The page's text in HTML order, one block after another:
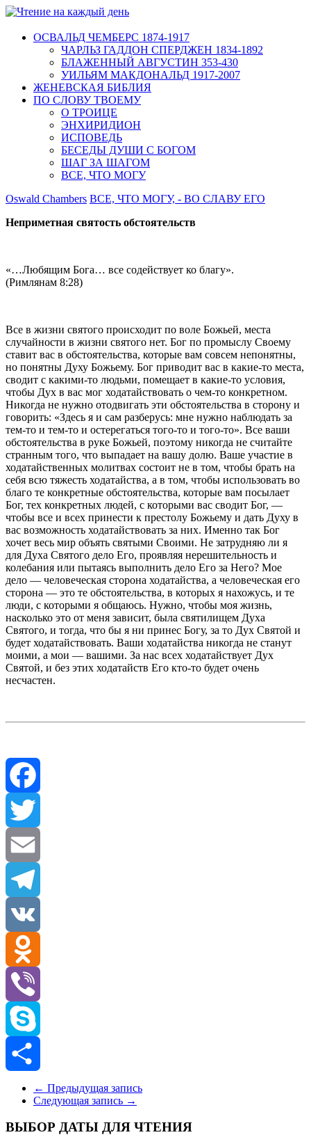
ОСВАЛЬД ЧЕМБЕРС 1874-1917
ЧАРЛЬЗ ГАДДОН СПЕРДЖЕН 1834-1892
БЛАЖЕННЫЙ АВГУСТИН 353-430
УИЛЬЯМ МАКДОНАЛЬД 1917-2007
ЖЕНЕВСКАЯ БИБЛИЯ
ПО СЛОВУ ТВОЕМУ
О ТРОИЦЕ
ЭНХИРИДИОН
ИСПОВЕДЬ
БЕСЕДЫ ДУШИ С БОГОМ
ШАГ ЗА ШАГОМ
ВСЕ, ЧТО МОГУ
Oswald Chambers ВСЕ, ЧТО МОГУ, - ВО СЛАВУ ЕГО
Неприметная святость обстоятельств
«…Любящим Бога… все содействует ко благу».
(Римлянам 8:28)
Все в жизни святого происходит по воле Божьей, места
случайности в жизни святого нет. Бог по промыслу Своему
ставит вас в обстоятельства, которые вам совсем непонятны,
но понятны Духу Божьему. Бог приводит вас в какие-то места,
сводит с какими-то людьми, помещает в какие-то условия,
чтобы Дух в вас мог ходатайствовать о чем-то конкретном.
Никогда не нужно отодвигать эти обстоятельства в сторону и
говорить: «Здесь я и сам разберусь: мне нужно наблюдать за
тем-то и тем-то и остерегаться того-то и того-то». Все ваши
обстоятельства в руке Божьей, поэтому никогда не считайте
странным того, что выпадает на вашу долю. Ваше участие в
ходатайственных молитвах состоит не в том, чтобы брать на
себя всю тяжесть ходатайства, а в том, чтобы использовать во
благо те конкретные обстоятельства, которые вам посылает
Бог, тех конкретных людей, с которыми вас сводит Бог, —
чтобы все и всех принести к престолу Божьему и дать Духу в
вас возможность ходатайствовать за них. Именно так Бог
хочет весь мир объять святыми Своими. Не затрудняю ли я
для Духа Святого дело Его, проявляя нерешительность и
колебания или пытаясь выполнить дело Его за Него? Мое
дело — человеческая сторона ходатайства, а человеческая его
сторона — это те обстоятельства, в которых я нахожусь, и те
люди, с которыми я общаюсь. Нужно, чтобы моя жизнь,
насколько это от меня зависит, была святилищем Духа
Святого, и тогда, что бы я ни принес Богу, за то Дух Святой и
будет ходатайствовать. Ваши ходатайства никогда не станут
моими, а мои — вашими. За нас всех ходатайствует Дух
Святой, и без этих ходатайств Его кто-то будет очень
несчастен.
Facebook
Twitter
Email
Telegram
VK
Odnoklassniki
Viber
Skype
Отправить
← Предыдущая запись
Следующая запись →
ВЫБОР ДАТЫ ДЛЯ ЧТЕНИЯ